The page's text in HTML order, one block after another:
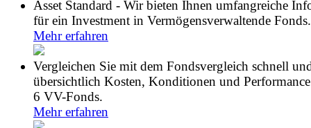
Asset Standard - Wir bieten Ihnen umfangreiche
für ein Investment in Vermögensverwaltende Fonds.
Mehr erfahren
Vergleichen Sie mit dem Fondsvergleich schnell
übersichtlich Kosten, Konditionen und
6 VV-Fonds.
Mehr erfahren